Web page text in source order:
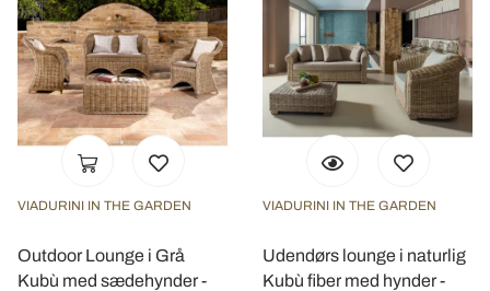
VIADURINI IN THE GARDEN
Outdoor Lounge i Grå
Kubù med sædehynder -
VIADURINI IN THE GARDEN
Udendørs lounge i naturlig
Kubù fiber med hynder -